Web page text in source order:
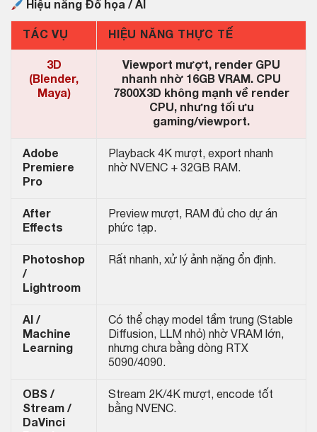
Hiệu năng Đồ họa / AI
TÁC VỤ HIỆU NĂNG THỰC TẾ
3D
(Blender,
Maya)
Viewport mượt, render GPU
nhanh nhờ 16GB VRAM. CPU
7800X3D không mạnh về render
CPU, nhưng tối ưu
gaming/viewport.
Adobe
Premiere
Pro
Playback 4K mượt, export nhanh
nhờ NVENC + 32GB RAM.
After
Effects
Preview mượt, RAM đủ cho dự án
phức tạp.
Photoshop
/
Lightroom
Rất nhanh, xử lý ảnh nặng ổn định.
AI /
Machine
Learning
Có thể chạy model tầm trung (Stable
Diffusion, LLM nhỏ) nhờ VRAM lớn,
nhưng chưa bằng dòng RTX
5090/4090.
OBS /
Stream /
DaVinci
Stream 2K/4K mượt, encode tốt
bằng NVENC.